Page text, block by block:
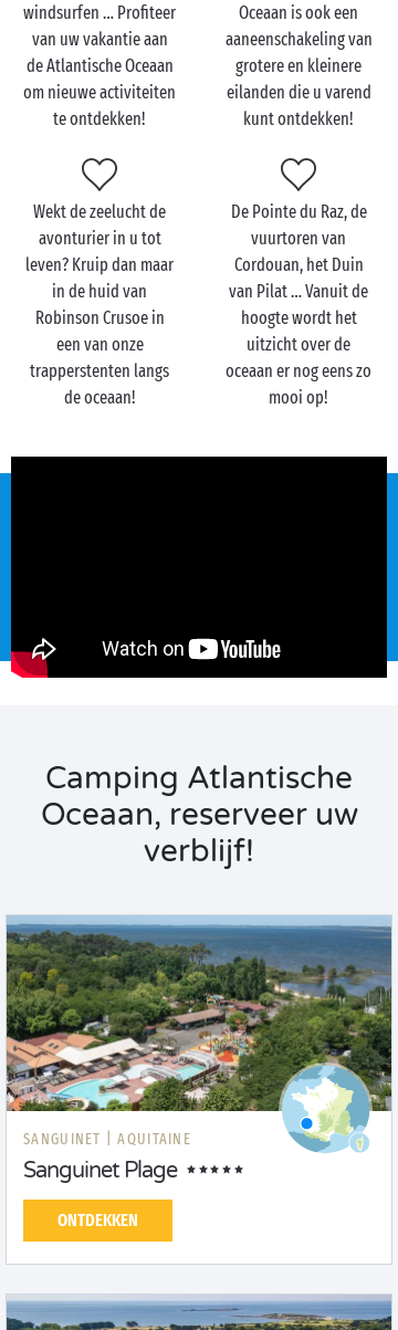
bezoeken: het strand van Les Bretons, Pornic of La
Baule in Zuid-Bretagne, de stranden op
het eiland Noirmoutier
Les Sables-d’Olonnein
de Vendée, de stranden van deCourant d’Hucheten
Hossegorin de Landes … Er valt altijd wel een
juweeltje te ontdekken in de buurt van uw camping
windsurfen … Profiteer
van uw vakantie aan
de Atlantische Oceaan
om nieuwe activiteiten
te ontdekken!
Oceaan is ook een
aaneenschakeling van
grotere en kleinere
eilanden die u varend
kunt ontdekken!
Wekt de zeelucht de
avonturier in u tot
leven? Kruip dan maar
in de huid van
Robinson Crusoe in
een van onze
trapperstenten langs
de oceaan!
De Pointe du Raz, de
vuurtoren van
Cordouan, het Duin
van Pilat … Vanuit de
hoogte wordt het
uitzicht over de
oceaan er nog eens zo
mooi op!
Camping Atlantische
Oceaan, reserveer uw
verblijf!
SANGUINET | AQUITAINE
Sanguinet Plage
ONTDEKKEN